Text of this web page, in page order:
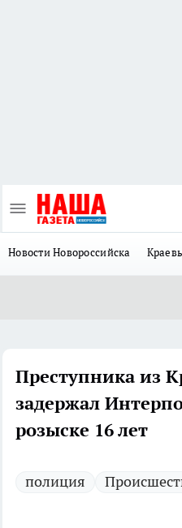
Новости Новороссийска
Преступника из
задержал
розыске 16 лет
полиция